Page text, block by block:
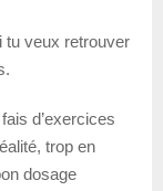
tu veux retrouver
d’exercices
trop en
dosage